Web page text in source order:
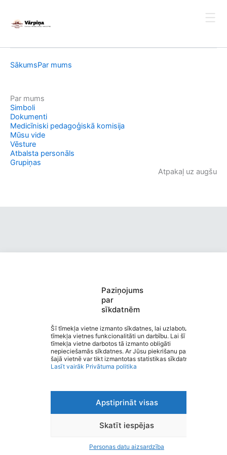
Paziņojums
par
sīkdatnēm
Šī tīmekļa vietne izmanto sīkdatnes, lai uzlabotu
tīmekļa vietnes funkcionalitāti un darbību. Lai šī
tīmekļa vietne darbotos tā izmanto obligāti
nepieciešamās sīkdatnes. Ar Jūsu piekrišanu papildus
šajā vietnē var tikt izmantotas statistikas sīkdatnes.
Lasīt vairāk Privātuma politika
Apstiprināt visas
Skatīt iespējas
Personas datu aizsardzība
content
SākumsPar mums
Par mums
Simboli
Dokumenti
Medicīniski pedagoģiskā komisija
Mūsu vide
Vēsture
Atbalsta personāls
Grupiņas
Atpakaļ uz augšu
Rūjienas pirmsskolas izglītības
iestāde ,,Vārpiņa”
Privātuma politika
Personas datu aizsardzība